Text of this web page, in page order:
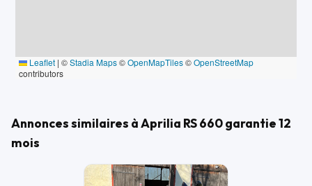
Leaflet | ©Stadia Maps©OpenMapTiles©OpenStreetMap
contributors
Annonces similaires à Aprilia RS 660 garantie 12
mois